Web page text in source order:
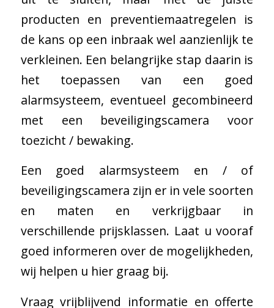
producten en preventiemaatregelen is
de kans op een inbraak wel aanzienlijk te
verkleinen. Een belangrijke stap daarin is
het toepassen van een goed
alarmsysteem, eventueel gecombineerd
met een beveiligingscamera voor
toezicht / bewaking.
Een goed alarmsysteem en / of
beveiligingscamera zijn er in vele soorten
en maten en verkrijgbaar in
verschillende prijsklassen. Laat u vooraf
goed informeren over de mogelijkheden,
wij helpen u hier graag bij.
Vraag vrijblijvend informatie en offerte